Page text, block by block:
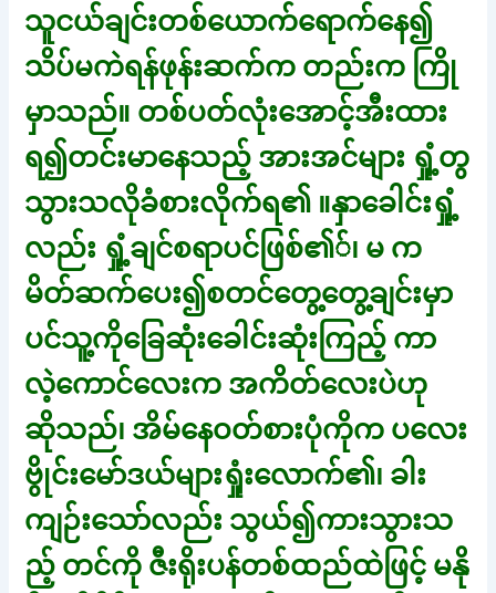
သူငယ်ချင်းတစ်ယောက်ရောက်နေ၍
သိပ်မကဲရန်ဖုန်းဆက်က တည်းက ကြို
မှာသည်။ တစ်ပတ်လုံးအောင့်အီးထား
ရ၍တင်းမာနေသည့် အားအင်များ ရှုံ့တွ
သွားသလိုခံစားလိုက်ရ၏ ။နှာခေါင်းရှုံ့
လည်း ရှုံ့ချင်စရာပင်ဖြစ်၏်၊ မ က
မိတ်ဆက်ပေး၍စတင်တွေ့တွေ့ချင်းမှာ
ပင်သူ့ကိုခြေဆုံးခေါင်းဆုံးကြည့် ကာ
လဲ့ကောင်လေးက အကိတ်လေးပဲဟု
ဆိုသည်၊ အိမ်နေဝတ်စားပုံကိုက ပလေး
ဗွိုင်းမော်ဒယ်များရှုံးလောက်၏၊ ခါး
ကျဉ်းသော်လည်း သွယ်၍ကားသွားသ
ည့် တင်ကို ဇီးရိုးပန်တစ်ထည်ထဲဖြင့် မနို